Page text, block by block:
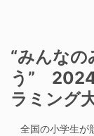
“みんな
う” 2024
ラミング
全国の小学生が